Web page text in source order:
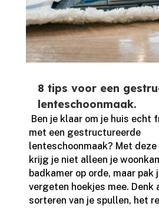
8 tips voor een
lenteschoonmaak.
Ben je klaar om je huis echt
met een gestructureerde
lenteschoonmaak? Met
krijg je niet alleen je
badkamer op orde, maar pak
vergeten hoekjes mee.​ Denk
sorteren van je spullen, het